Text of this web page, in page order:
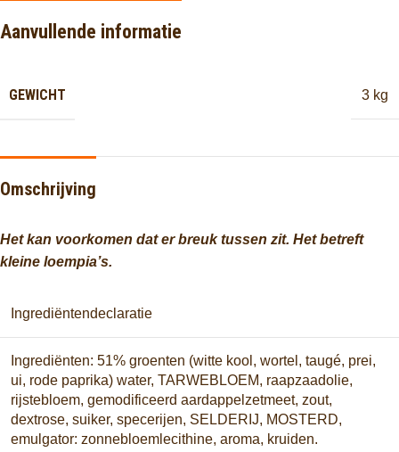
Aanvullende informatie
GEWICHT 3 kg
Omschrijving
Het kan voorkomen dat er breuk tussen zit. Het betreft
kleine loempia’s.
Ingrediëntendeclaratie
Ingrediënten: 51% groenten (witte kool, wortel, taugé, prei,
ui, rode paprika) water, TARWEBLOEM, raapzaadolie,
rijstebloem, gemodificeerd aardappelzetmeet, zout,
dextrose, suiker, specerijen, SELDERIJ, MOSTERD,
emulgator: zonnebloemlecithine, aroma, kruiden.